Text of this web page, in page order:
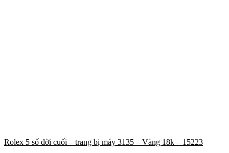
Rolex 5 số đời cuối – trang bị máy 3135 – Vàng 18k – 15223